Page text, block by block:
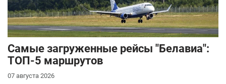
Самые загруженные рейсы "Белавиа":
ТОП-5 маршрутов
07 августа 2026